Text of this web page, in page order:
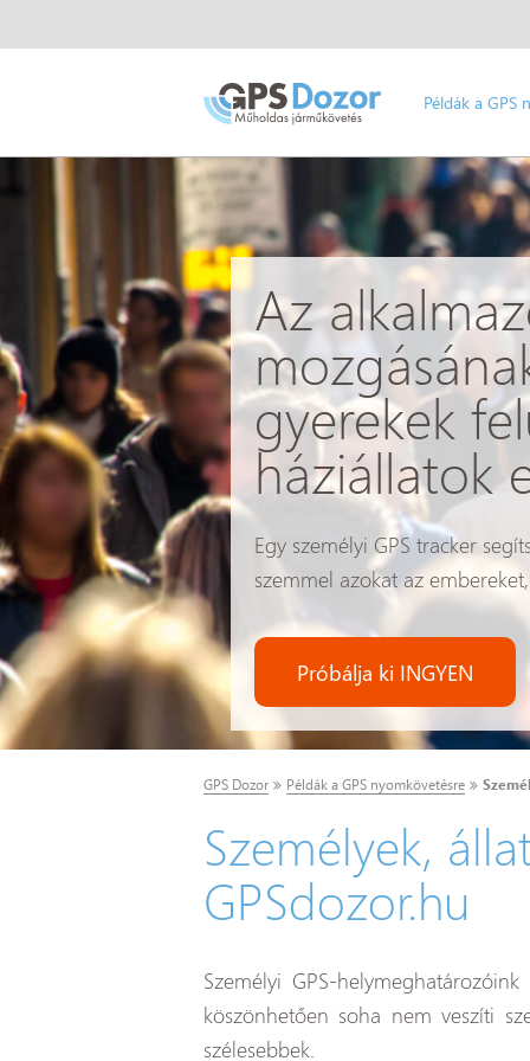
Példák a GPS
Az
gyerekek
háziállatok
Egy személyi GPS tracker
szemmel azokat az
Próbálja ki INGYEN
GPS Dozor Példák a GPS nyomkövetésre
Személyek,
GPSdozor.hu
Személyi GPS-
köszönhetően soha nem veszíti
szélesebbek.